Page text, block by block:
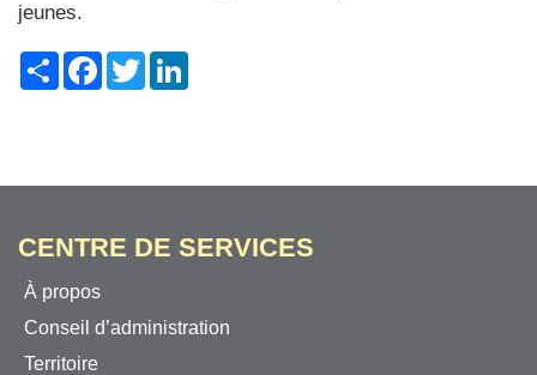
jeunes.
ShareFacebook
Twitter
CENTRE DE SERVICES
À propos
Conseil d’administration
Territoire